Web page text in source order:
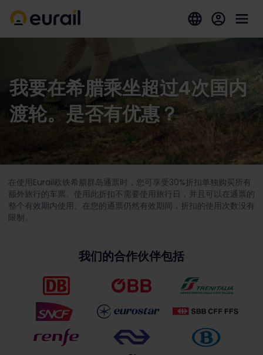
我要在希腊乘坐超过4次国内
渡轮。是否有优惠？
在使用Eurail欧铁希腊群岛通票时，您可享受30%折扣单独购买所有
额外旅行的车票。使用此折扣不需要使用旅行日，并且可以在通票的
整个有效期内使用。在您的通票仍然有效期间，折扣的使用次数没有
限制。
我们的合作伙伴包括